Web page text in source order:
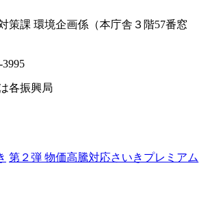
策課 環境企画係（本庁舎３階57番窓
3995
各振興局
第２弾 物価高騰対応さいきプレミアム